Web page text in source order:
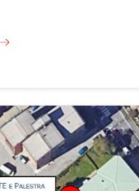
BERGAMO, PRIMO